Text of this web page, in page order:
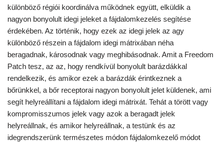
különböző régiói koordinálva működnek együtt, elküldik a
nagyon bonyolult idegi jeleket a fájdalomkezelés segítése
érdekében. Az történik, hogy ezek az idegi jelek az agy
különböző részein a fájdalom idegi mátrixában néha
beragadnak, károsodnak vagy meghibásodnak. Amit a Freedom
Patch tesz, az az, hogy rendkívül bonyolult barázdákkal
rendelkezik, és amikor ezek a barázdák érintkeznek a
bőrünkkel, a bőr receptorai nagyon bonyolult jelet küldenek, ami
segít helyreállítani a fájdalom idegi mátrixát. Tehát a törött vagy
kompromisszumos jelek vagy azok a beragadt jelek
helyreállnak, és amikor helyreállnak, a testünk és az
idegrendszerünk természetes módon fájdalomkezelő módot